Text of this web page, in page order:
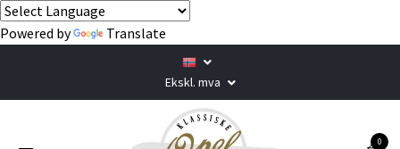
Powered by Translate
Ekskl. mva
0